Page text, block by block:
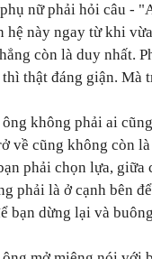
nữ phải hỏi câu -
hệ này ngay từ khi
còn là duy nhất.
thật đáng giận. Mà
không phải ai
về cũng không còn
phải chọn lựa, giữa
phải là ở cạnh bên
bạn dừng lại và